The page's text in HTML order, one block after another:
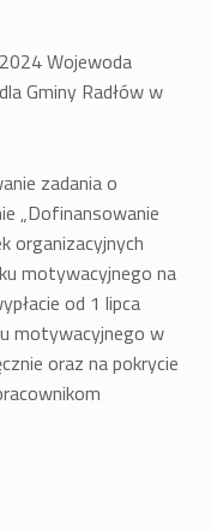
Wojewoda
Gminy Radłów w
zadania o
„Dofinansowanie
organizacyjnych
motywacyjnego na
od 1 lipca
motywacyjnego w
oraz na pokrycie